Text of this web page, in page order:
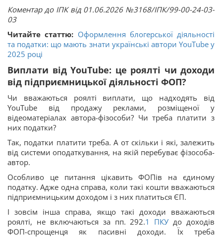
Коментар до ІПК від 01.06.2026 №3168/ІПК/99-00-24-03-
03
Читайте статтю: Оформлення блогерської діяльності
та податки: що мають знати українські автори YouTube у
2025 році
Виплати від YouTube: це роялті чи доходи
від підприємницької діяльності ФОП?
Чи вважаються роялті виплати, що надходять від
YouTube від продажу реклами, розміщеної у
відеоматеріалах автора-фізособи? Чи треба платити з
них податки?
Так, податки платити треба. А от скільки і які, залежить
від системи оподаткування, на якій перебуває фізособа-
автор.
Особливо це питання цікавить ФОПів на єдиному
податку. Адже одна справа, коли такі кошти вважаються
підприємницьким доходом і з них платиться ЄП.
І зовсім інша справа, якщо такі доходи вважаються
роялті, не включаються за пп. 292.1 ПКУ до доходів
ФОП-спрощенця як пасивні доходи. Їх треба